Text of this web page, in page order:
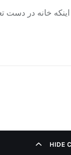
خانه در دست
HIDE